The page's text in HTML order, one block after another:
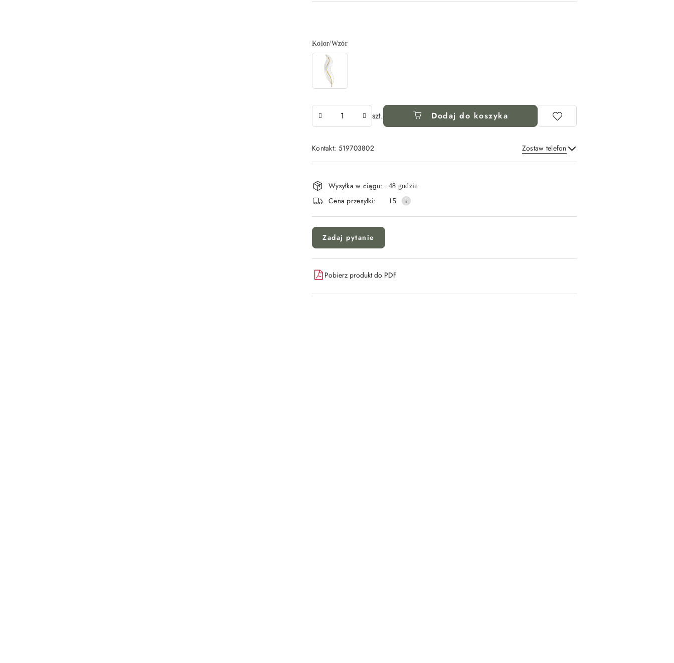
Wariant
Kolor/Wzór
szt. Dodaj do koszyka
Kontakt: 519703802 Zostaw telefon
Wyślij
i
dostawa
Wysyłka w ciągu: 48 godzin
Cena przesyłki: 15
Zadaj pytanie
Pobierz produkt do PDF